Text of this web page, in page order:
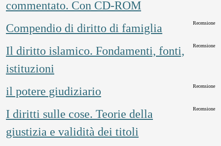
commentato. Con CD-ROM
Compendio di diritto di famiglia Recensione
Il diritto islamico. Fondamenti, fonti,
istituzioni
Recensione
il potere giudiziario Recensione
I diritti sulle cose. Teorie della
giustizia e validità dei titoli
Recensione